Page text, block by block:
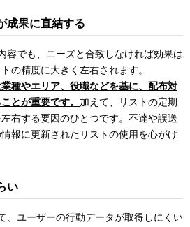
成果に直結する
容でも、ニーズと合致しなければ効果は
の精度に大きく左右されます。
種やエリア、役職などを基に、配布対
とが重要です。 加えて、リストの定期
右する要因のひとつです。不達や誤送
報に更新されたリストの使用を心がけ
い
、ユーザーの行動データが取得しにくい